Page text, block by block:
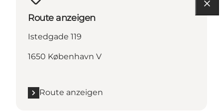
Route anzeigen
Istedgade 119
1650 København V
Route anzeigen